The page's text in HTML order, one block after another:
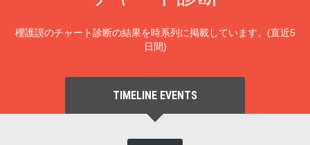
櫻護謨のチャート診断の結果を時系列に掲載しています。(直近5
日間)
TIMELINE EVENTS